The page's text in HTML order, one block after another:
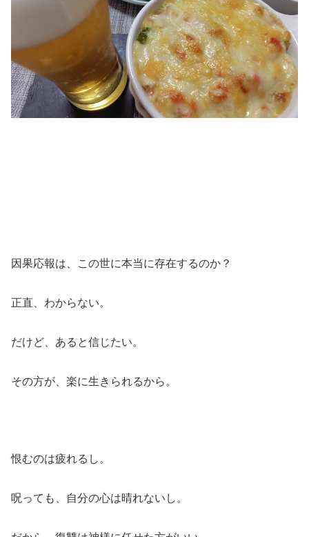
因果応報は、この世に本当に存在するのか？
正直、わからない。
だけど、あると信じたい。
その方が、楽に生きられるから。
恨むのは疲れるし。
呪っても、自分の心は晴れないし。